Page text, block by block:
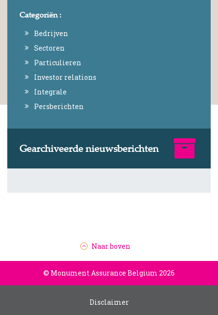
Categoriën :
Bedrijven
Sectoren
Particulieren
Investor relations
Integrale
Persberichten
Gearchiveerde nieuwsberichten
Naar boven
© Monument Assurance Belgium 2026
Disclaimer